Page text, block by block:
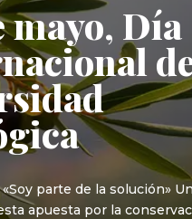
mayo, Día
parte de la solución»
apuesta por la